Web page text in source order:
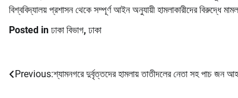
বিশ্ববিদ্যালয় প্রশাসন থেকে সম্পূর্ণ আইন অনুযায়ী হামলাকারীদের বিরুদ্ধে
Posted in ঢাকা বিভাগ, ঢাকা
Post
Previous:শ্যামনগরে দুর্বৃত্তদের হামলায় তাতীদলের নেতা সহ পাচ জন